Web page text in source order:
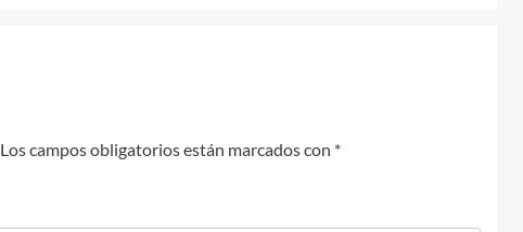
Los campos obligatorios están marcados con *